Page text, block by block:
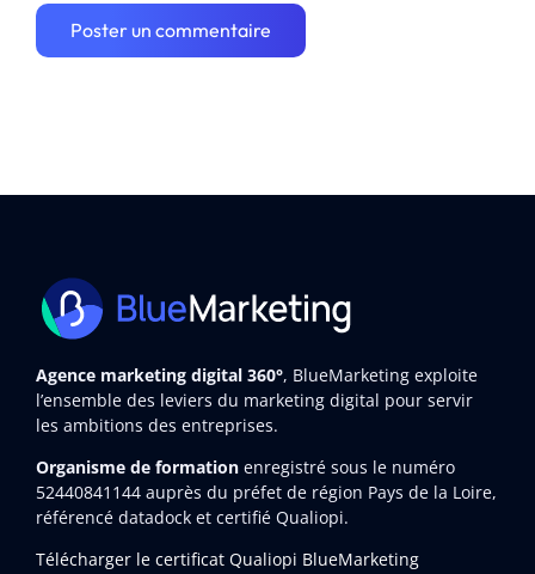
Agence marketing digital 360°, BlueMarketing exploite
l’ensemble des leviers du marketing digital pour servir
les ambitions des entreprises.
Organisme de formation enregistré sous le numéro
52440841144auprès du préfet de région Pays de la Loire,
référencé datadock et certifié Qualiopi.
Télécharger le certificat Qualiopi BlueMarketing